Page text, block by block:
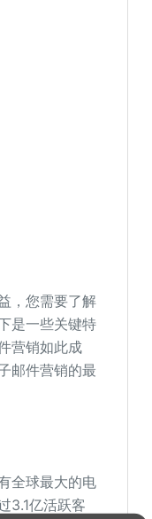
，您需要了解
是一些关键特
营销如此成
邮件营销的最
全球最大的电
3.1亿活跃客